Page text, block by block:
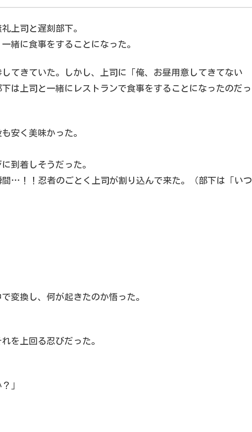
上司と遅刻部下。
緒に食事をすることになった。
てきていた。しかし、上司に「俺、お昼用意してきてない
は上司と一緒にレストランで食事をすることになったのだっ
安く美味かった。
到着しそうだった。
…！！忍者のごとく上司が割り込んで来た。（部下は「いつ
変換し、何が起きたのか悟った。
を上回る忍びだった。
」